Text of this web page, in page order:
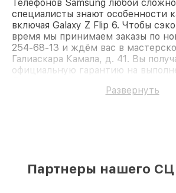
Телефонов Samsung любой
специалисты знают особенности
включая Galaxy Z Flip 6. Чтобы
время мы принимаем заказы по
254-68-13 и ждём вас в
Галиаскара Камала, д. 41. Вы
официальную гарантию на
Развернуть
Партнеры нашего СЦ